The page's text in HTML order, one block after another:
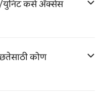
युनिट कसे ॲक्सेस
कोण